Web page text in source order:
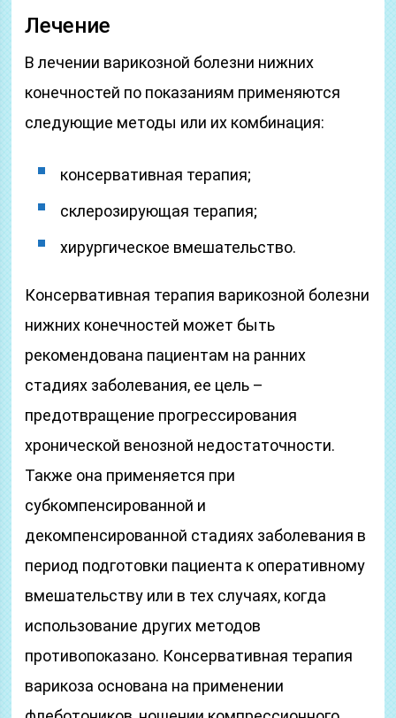
Лечение
В лечении варикозной болезни нижних
конечностей по показаниям применяются
следующие методы или их комбинация:
консервативная терапия;
склерозирующая терапия;
хирургическое вмешательство.
Консервативная терапия варикозной болезни
нижних конечностей может быть
рекомендована пациентам на ранних
стадиях заболевания, ее цель –
предотвращение прогрессирования
хронической венозной недостаточности.
Также она применяется при
субкомпенсированной и
декомпенсированной стадиях заболевания в
период подготовки пациента к оперативному
вмешательству или в тех случаях, когда
использование других методов
противопоказано. Консервативная терапия
варикоза основана на применении